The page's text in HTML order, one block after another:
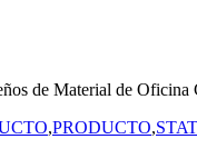
de Material de Oficina
,PRODUCTO,